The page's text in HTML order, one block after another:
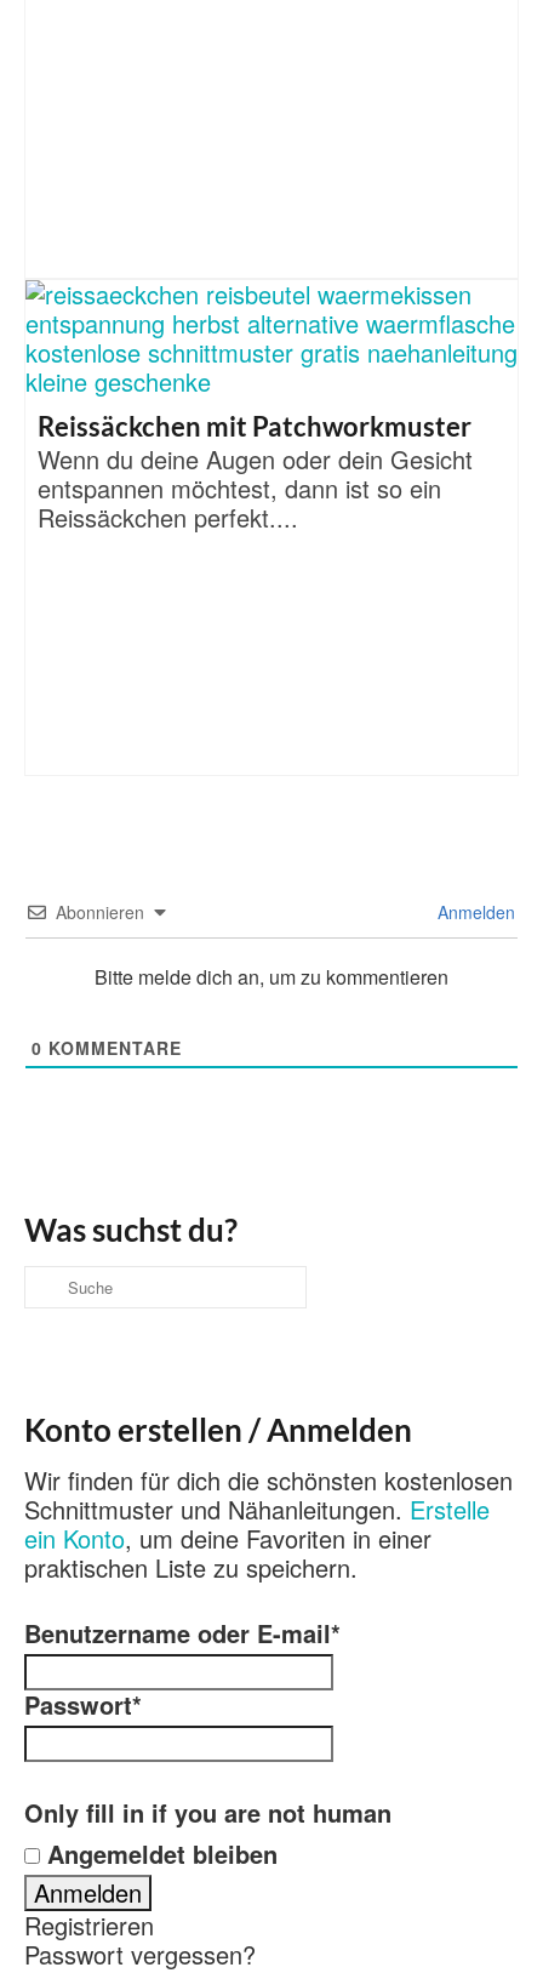
Reissäckchen mit Patchworkmuster
Wenn du deine Augen oder dein Gesicht
entspannen möchtest, dann ist so ein
Reissäckchen perfekt....
Abonnieren Anmelden
Bitte melde dich an, um zu kommentieren
0 KOMMENTARE
Was suchst du?
Suche
nach:
Konto erstellen / Anmelden
Wir finden für dich die schönsten kostenlosen
Schnittmuster und Nähanleitungen. Erstelle
ein Konto, um deine Favoriten in einer
praktischen Liste zu speichern.
Benutzername oder E-mail*
Passwort*
Only fill in if you are not human
Angemeldet bleiben
Registrieren
Passwort vergessen?